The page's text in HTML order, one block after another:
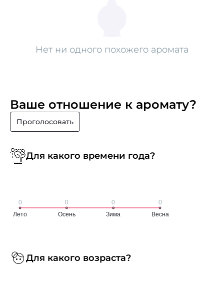
Нет ни одного похожего аромата
Ваше отношение к аромату?
Проголосовать
Для какого времени года?
Для какого возраста?